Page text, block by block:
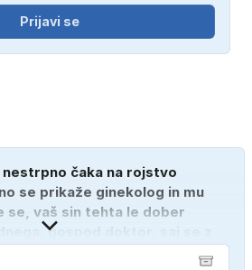
Prijavi se
čaka na rojstvo
se prikaže ginekolog in mu
se, vaš sin tehta le dober
gospod doktor, saj se z
mesece."